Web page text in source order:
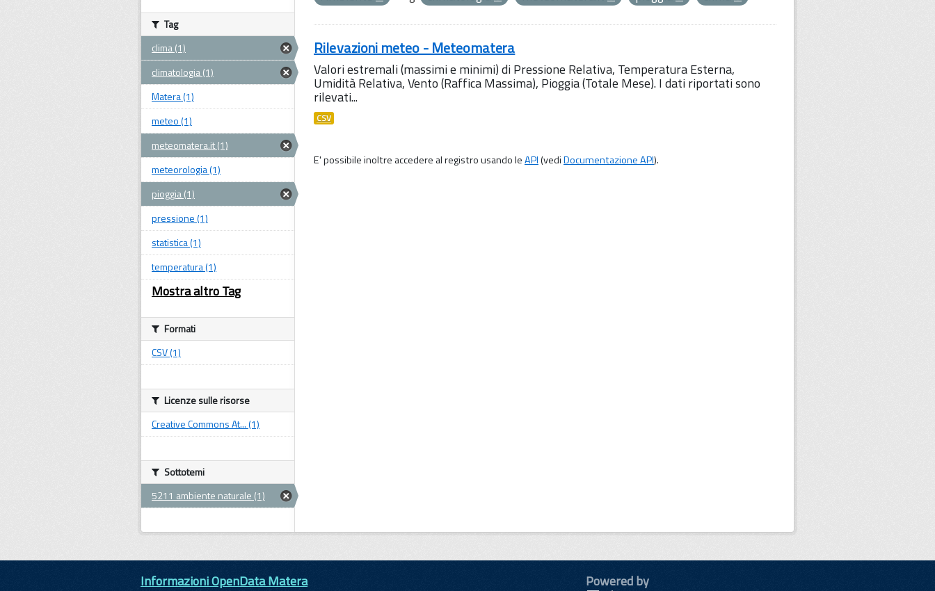
Rilevazioni meteo - Meteomatera
Valori estremali (massimi e minimi) di Pressione Relativa, Temperatura Esterna,
Umidità Relativa, Vento (Raffica Massima), Pioggia (Totale Mese). I dati riportati sono
rilevati...
CSV
E' possibile inoltre accedere al registro usando leAPI(vediDocumentazione API).
Tag
clima (1)
climatologia (1)
Matera (1)
meteo (1)
meteomatera.it (1)
meteorologia (1)
pioggia (1)
pressione (1)
statistica (1)
temperatura (1)
Mostra altro Tag
Formati
CSV (1)
Licenze sulle risorse
Creative Commons At... (1)
Sottotemi
5211 ambiente naturale (1)
Informazioni OpenData Matera
Powered by